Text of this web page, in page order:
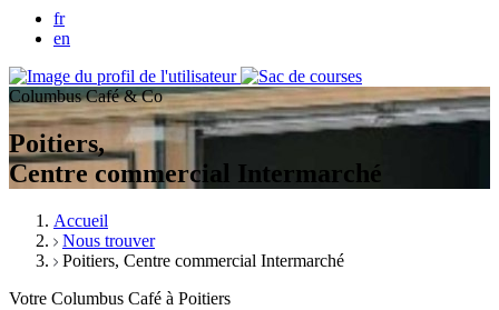
fr
en
Columbus Café & Co
Poitiers,
Centre commercial Intermarché
Accueil
Nous trouver
Poitiers, Centre commercial Intermarché
Votre Columbus Café à Poitiers